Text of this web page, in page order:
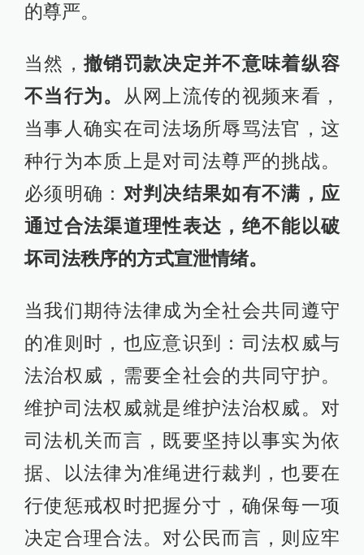
的尊严。
当然， 撤销罚款决定并不意味着纵容
不当行为。
从网上流传的视频来看，
当事人确实在司法场所辱骂法官，这
种行为本质上是对司法尊严的挑战。
必须明确： 对判决结果如有不满，应
通过合法渠道理性表达，绝不能以破
坏司法秩序的方式宣泄情绪。
当我们期待法律成为全社会共同遵守
的准则时，也应意识到：司法权威与
法治权威，需要全社会的共同守护。
维护司法权威就是维护法治权威。对
司法机关而言，既要坚持以事实为依
据、以法律为准绳进行裁判，也要在
行使惩戒权时把握分寸，确保每一项
决定合理合法。对公民而言，则应牢